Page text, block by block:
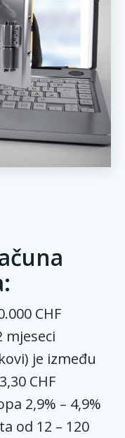
CHF
mjeseci
je između
CHF
2,9% – 4,9%
od 12 – 120